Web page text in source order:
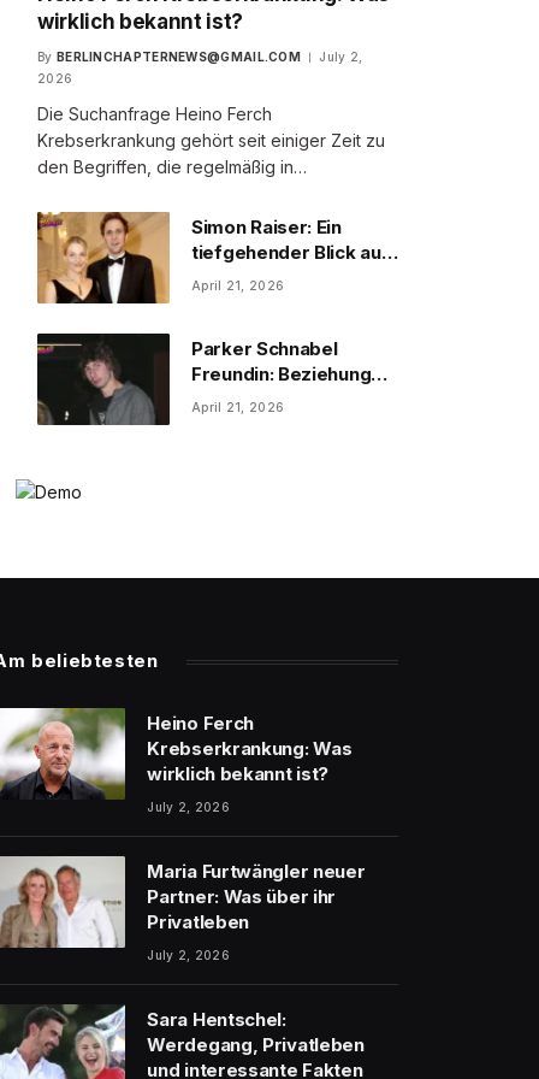
wirklich bekannt ist?
By BERLINCHAPTERNEWS@GMAIL.COM
July 2,
2026
Die Suchanfrage Heino Ferch
Krebserkrankung gehört seit einiger Zeit zu
den Begriffen, die regelmäßig in…
Simon Raiser: Ein
tiefgehender Blick auf
Leben und Denken
April 21, 2026
Parker Schnabel
Freundin: Beziehungen
und Persönlichkeit
April 21, 2026
beliebtesten
Heino Ferch
Krebserkrankung: Was
wirklich bekannt ist?
July 2, 2026
Maria Furtwängler neuer
Partner: Was über ihr
Privatleben
July 2, 2026
Sara Hentschel:
Werdegang, Privatleben
und interessante Fakten